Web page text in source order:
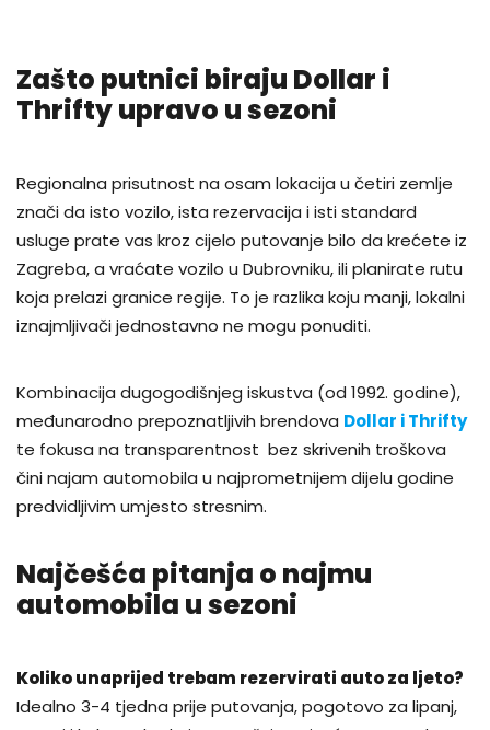
Zašto putnici biraju Dollar i
Thrifty upravo u sezoni
Regionalna prisutnost na osam lokacija u četiri zemlje
znači da isto vozilo, ista rezervacija i isti standard
usluge prate vas kroz cijelo putovanje bilo da krećete iz
Zagreba, a vraćate vozilo u Dubrovniku, ili planirate rutu
koja prelazi granice regije. To je razlika koju manji, lokalni
iznajmljivači jednostavno ne mogu ponuditi.
Kombinacija dugogodišnjeg iskustva (od 1992. godine),
međunarodno prepoznatljivih brendova Dollar i Thrifty
te fokusa na transparentnost bez skrivenih troškova
čini najam automobila u najprometnijem dijelu godine
predvidljivim umjesto stresnim.
Najčešća pitanja o najmu
automobila u sezoni
Koliko unaprijed trebam rezervirati auto za ljeto?
Idealno 3-4 tjedna prije putovanja, pogotovo za lipanj,